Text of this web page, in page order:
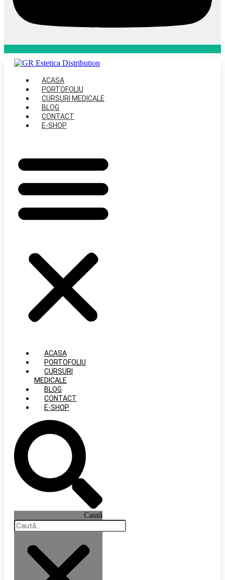
ACASA
PORTOFOLIU
CURSURI MEDICALE
BLOG
CONTACT
E-SHOP
ACASA
PORTOFOLIU
CURSURI
MEDICALE
BLOG
CONTACT
E-SHOP
Caută